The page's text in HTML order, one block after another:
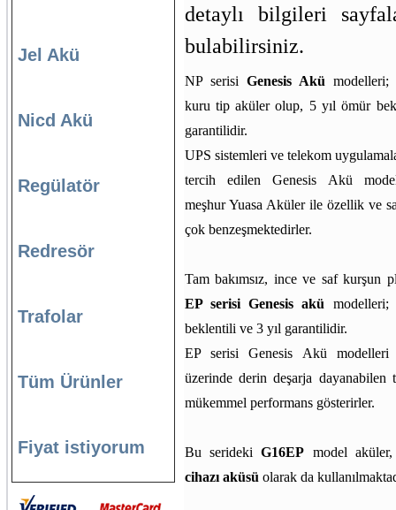
Jel Akü
Nicd Akü
Regülatör
Redresör
Trafolar
Tüm Ürünler
Fiyat istiyorum
detaylı bilgileri
bulabilirsiniz.
NP serisi Genesis Akü modelleri;
kuru tip aküler olup, 5 yıl ömür
garantilidir.
UPS sistemleri ve telekom
tercih edilen Genesis Akü
meşhur Yuasa Aküler ile özellik ve
çok benzeşmektedirler.
Tam bakımsız, ince ve saf kurşun
EP serisi Genesis akü
beklentili ve 3 yıl garantilidir.
EP serisi Genesis Akü
üzerinde derin deşarja dayanabilen
mükemmel performans gösterirler.
Bu seridekiG16EP model
cihazı aküsüolarak da